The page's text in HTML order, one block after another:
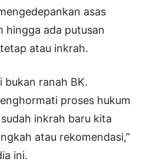
asas
hingga ada putusan
atau inkrah.
bukan ranah BK.
proses hukum
inkrah baru kita
atau rekomendasi,”
ini.